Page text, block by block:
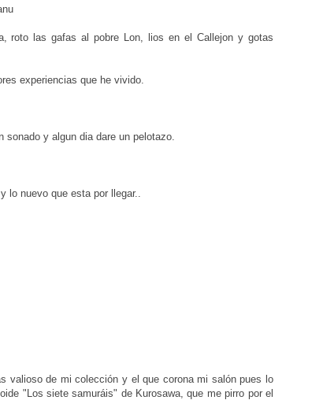
roto las gafas al pobre Lon, lios en el Callejon y gotas
experiencias que he vivido.
y algun dia dare un pelotazo.
nuevo que esta por llegar..
valioso de mi colección y el que corona mi salón pues lo
"Los siete samuráis" de Kurosawa, que me pirro por el